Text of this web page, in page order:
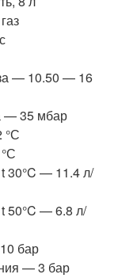
— 10.50 — 16
— 35 мбар
°С
30°C — 11.4 л/
50°C — 6.8 л/
бар
— 3 бар